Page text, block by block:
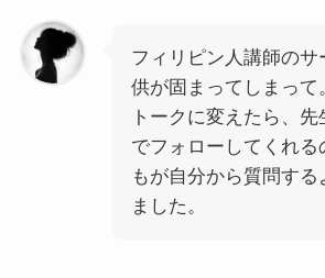
フィリピン人講師のサ
供が固まってしまって
トークに変えたら、
でフォローしてくれる
もが自分から質問する
ました。